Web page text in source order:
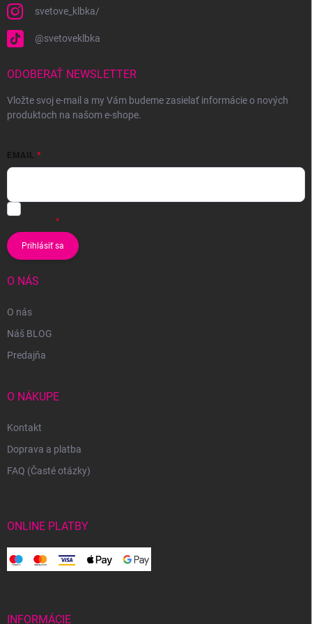
svetove_klbka/
@svetoveklbka
ODOBERAŤ NEWSLETTER
Vložte svoj e-mail a my Vám budeme zasielať informácie o nových
produktoch na našom e-shope.
EMAIL
Prihlásiť sa
O NÁS
O nás
Náš BLOG
Predajňa
O NÁKUPE
Kontakt
Doprava a platba
FAQ (Časté otázky)
ONLINE PLATBY
INFORMÁCIE